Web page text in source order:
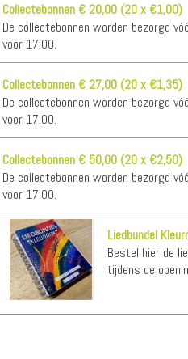
Collectebonnen € 20,00 (20 x €1,00)
De collectebonnen worden bezorgd
voor 17:00.
Collectebonnen € 27,00 (20 x €1,35)
De collectebonnen worden bezorgd
voor 17:00.
Collectebonnen € 50,00 (20 x €2,50)
De collectebonnen worden bezorgd
voor 17:00.
Liedbundel
Bestel hier de
tijdens de